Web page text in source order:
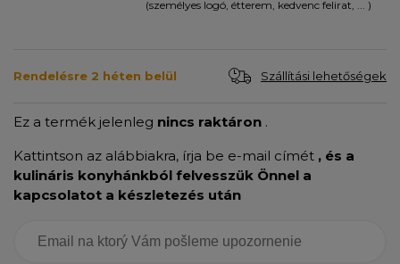
(személyes logó, étterem, kedvenc felirat, ... )
Rendelésre 2 héten belül Szállítási lehetőségek
Ez a termék jelenleg nincs raktáron .
Kattintson az alábbiakra, írja be e-mail címét , és a
kulináris konyhánkból felvesszük Önnel a
kapcsolatot a készletezés után